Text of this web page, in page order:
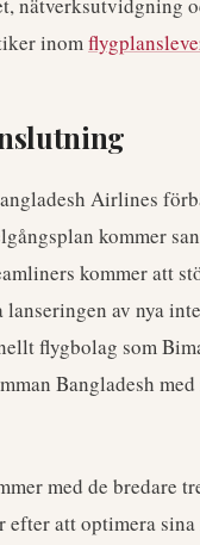
inom
Airlines
kommer
kommer att
av nya
flygbolag som
Bangladesh
med de bredare
att optimera